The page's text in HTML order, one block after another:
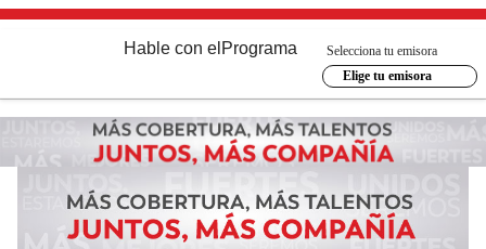
Hable con el Programa
Selecciona tu emisora
Elige tu emisora